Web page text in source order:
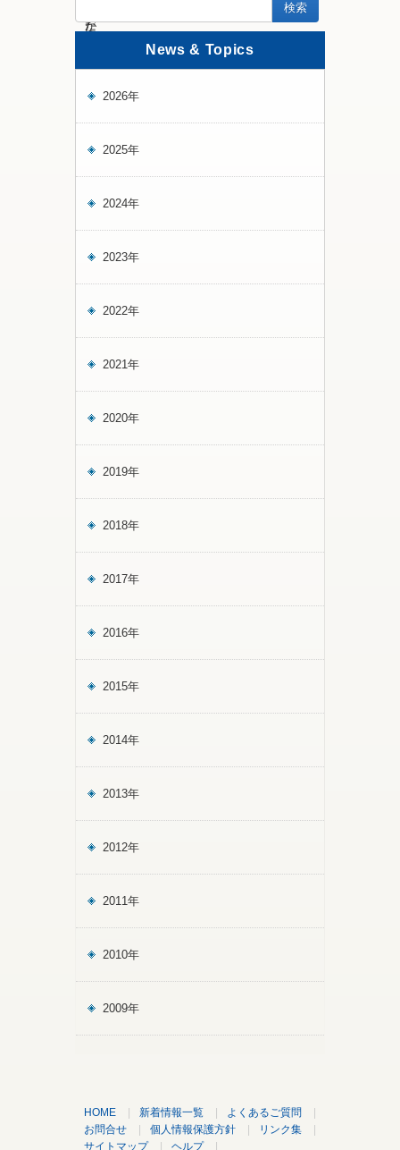
た
ン
ラ
ー
の
れ
ら
な
い
語
く
た
中
出
王
婷
を
介
す。
が
ロ
タ
リ
ン
わ
ぬ
の
ち
ち
け、
山
金
よ
っ
得
を
て
ま
た。
た
ム
の
ー
さ
が、
カ
ン
ー
と
会
を
振
返
て
く
ま
News & Topics
2026年
2025年
2024年
2023年
2022年
2021年
2020年
2019年
2018年
2017年
2016年
2015年
2014年
2013年
2012年
2011年
2010年
2009年
HOME | 新着情報一覧 | よくあるご質問
|
お問合せ
| 個人情報保護方針 | リンク集
|
サイトマップ
| ヘルプ |